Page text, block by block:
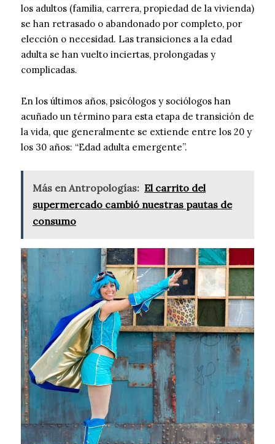
los adultos (familia, carrera, propiedad de la vivienda)
se han retrasado o abandonado por completo, por
elección o necesidad. Las transiciones a la edad
adulta se han vuelto inciertas, prolongadas y
complicadas.
En los últimos años, psicólogos y sociólogos han
acuñado un término para esta etapa de transición de
la vida, que generalmente se extiende entre los 20 y
los 30 años: “Edad adulta emergente”.
Más en Antropologías: El carrito del
supermercado cambió nuestras pautas de
consumo